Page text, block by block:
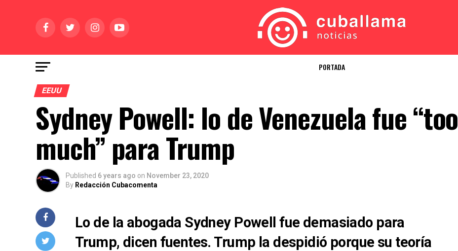
PORTADA
EEUU
Sydney Powell: lo de Venezuela fue “too
much” para Trump
Published 6 years ago on November 23, 2020
By Redacción Cubacomenta
Lo de la abogada Sydney Powell fue demasiado para
Trump, dicen fuentes. Trump la despidió porque su teoría